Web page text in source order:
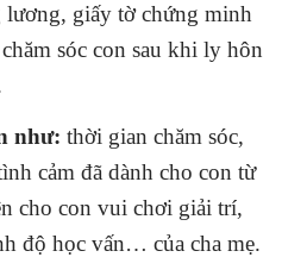
lương, giấy tờ chứng minh
sóc con sau khi ly hôn
như: thời gian chăm sóc,
cảm đã dành cho con từ
cho con vui chơi giải trí,
độ học vấn… của cha mẹ.